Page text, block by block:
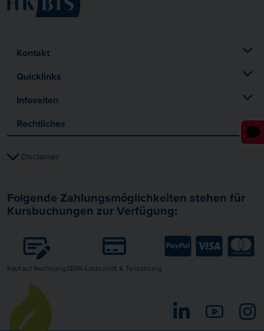
Kontakt
Quicklinks
Infoseiten
Rechtliches
Disclaimer
Folgende Zahlungsmöglichkeiten stehen für
Kursbuchungen zur Verfügung:
Kauf auf RechnungSEPA-Lastschrift & Teilzahlung
YouTube
LinkedIn